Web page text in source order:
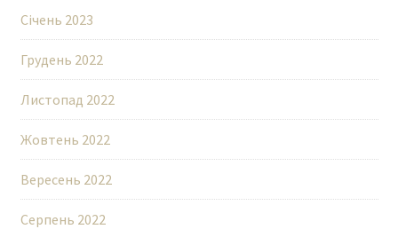
Січень 2023
Грудень 2022
Листопад 2022
Жовтень 2022
Вересень 2022
Серпень 2022